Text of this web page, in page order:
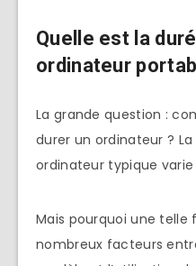
Quelle est la
ordinateur
La grande question :
durer un ordinateur ? La
ordinateur typique varie
Mais pourquoi une telle
nombreux facteurs